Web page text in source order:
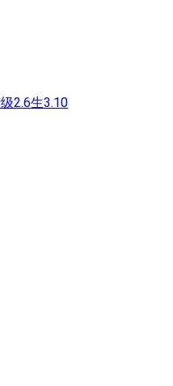
2.6生3.10